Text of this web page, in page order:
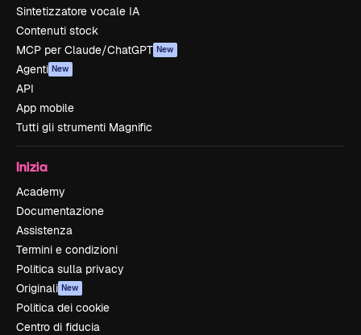
Sintetizzatore vocale IA
Contenuti stock
MCP per Claude/ChatGPT New
Agenti New
API
App mobile
Tutti gli strumenti Magnific
Inizia
Academy
Documentazione
Assistenza
Termini e condizioni
Politica sulla privacy
Originali New
Politica dei cookie
Centro di fiducia